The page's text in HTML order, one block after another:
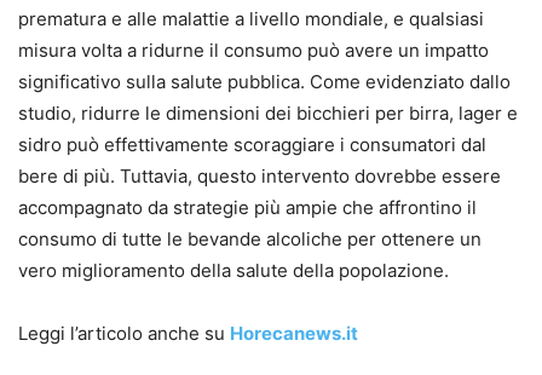
prematura e alle malattie a livello mondiale, e qualsiasi
misura volta a ridurne il consumo può avere un impatto
significativo sulla salute pubblica. Come evidenziato dallo
studio, ridurre le dimensioni dei bicchieri per birra, lager e
sidro può effettivamente scoraggiare i consumatori dal
bere di più. Tuttavia, questo intervento dovrebbe essere
accompagnato da strategie più ampie che affrontino il
consumo di tutte le bevande alcoliche per ottenere un
vero miglioramento della salute della popolazione.
Leggi l’articolo anche su Horecanews.it